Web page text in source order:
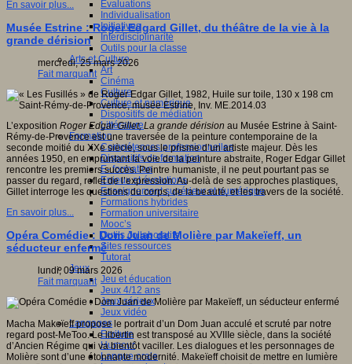
Evaluations
Individualisation
Initiatives
Interdisciplinarité
Outils pour la classe
Arts et Culture
Art
Cinéma
Culture
Culture et numérique
Dispositifs de médiation
Littérature
Formation
Compétences professionnelles
Dispositifs de formation
E- formation
Enjeux et évolutions
Enseignement supérieur et numérique
Formations hybrides
Formation universitaire
Mooc’s
Outils collaboratifs
Sites ressources
Tutorat
Jeux
Jeu et éducation
Jeux 4/12 ans
Jeux sérieux
Jeux vidéo
Langages
Ecriture
Humour
Langue orale
En savoir plus...
Musée Estrine : Roger Edgard Gillet, du théâtre de la vie à la
grande dérision
mercredi, 25 mars 2026
Fait marquant
L’exposition Roger Edgar Gillet, La grande dérision au Musée Estrine à Saint-
Rémy-de-Provence est une traversée de la peinture contemporaine de la
seconde moitié du XXe siècle, sous le prisme d’un artiste majeur. Dès les
années 1950, en empruntant la voie de la peinture abstraite, Roger Edgar Gillet
rencontre les premiers succès. Peintre humaniste, il ne peut pourtant pas se
passer du regard, reflet de l’expression. Au-delà de ses approches plastiques,
Gillet interroge les questions du corps, de la beauté, et les travers de la société.
En savoir plus...
Opéra Comédie : Dom Juan de Molière par Makeïeff, un
séducteur enfermé
lundi, 09 mars 2026
Fait marquant
Macha Makeïeff propose le portrait d’un Dom Juan acculé et scruté par notre
regard post-MeToo. Le libertin est transposé au XVIIIe siècle, dans la société
d’Ancien Régime qui va bientôt vaciller. Les dialogues et les personnages de
Molière sont d’une étonnante modernité. Makeïeff choisit de mettre en lumière